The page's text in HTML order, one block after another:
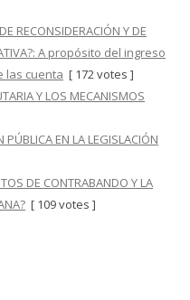
RECONSIDERACIÓN Y DE
A propósito del ingreso
las cuenta [ 172 votes ]
Y LOS MECANISMOS
PÚBLICA EN LA LEGISLACIÓN
DE CONTRABANDO Y LA
[ 109 votes ]